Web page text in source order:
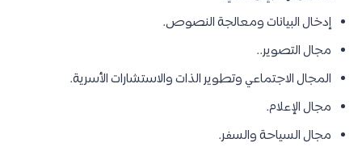
إدخال البيانات ومعالجة النصوص.
مجال التصوير..
المجال الاجتماعي وتطوير الذات والاستشارات الأسرية.
مجال الإعلام.
مجال السياحة والسفر.